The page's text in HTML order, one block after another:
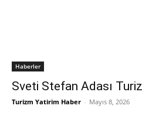
Haberler
Sveti Stefan Adası
Turizm Yatirim Haber - Mayıs 8, 2026